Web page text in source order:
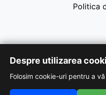
Politica
Despre utilizarea
Folosim cookie-uri pentru a